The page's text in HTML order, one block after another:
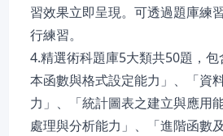
習效果立即呈現。可透過題庫練
行練習。
4.精選術科題庫5大類共50題，
本函數與格式設定能力」、「資
力」、「統計圖表之建立與應用
處理與分析能力」、「進階函數